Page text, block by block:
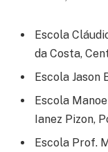
Escola
da Costa,
Escola Jason
Escola
Ianez Pizon,
Escola Prof.